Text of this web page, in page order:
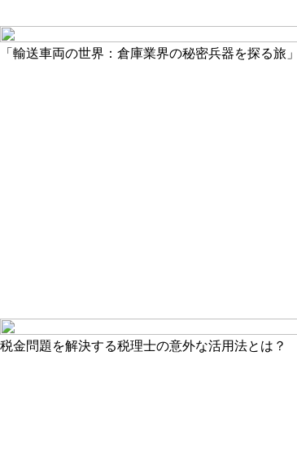
「輸送車両の世界：倉庫業界の秘密兵器を探る旅」
税金問題を解決する税理士の意外な活用法とは？